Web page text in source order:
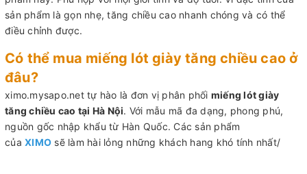
sản phẩm là gọn nhẹ, tăng chiều cao nhanh chóng và có thể
điều chỉnh được.
Có thể mua miếng lót giày tăng chiều cao ở
đâu?
ximo.mysapo.net tự hào là đơn vị phân phối miếng lót giày
tăng chiều cao tại Hà Nội. Với mẫu mã đa dạng, phong phú,
nguồn gốc nhập khẩu từ Hàn Quốc. Các sản phẩm
của XIMO sẽ làm hài lỏng những khách hang khó tính nhất/